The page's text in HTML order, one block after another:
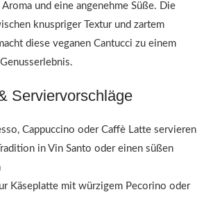
und eine angenehme Süße. Die
knuspriger Textur und zartem
diese veganen Cantucci zu einem
Serviervorschläge
Cappuccino oder Caffè Latte servieren
in Vin Santo oder einen süßen
Käseplatte mit würzigem Pecorino oder